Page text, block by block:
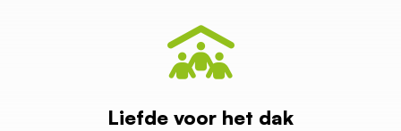
Liefde voor het dak